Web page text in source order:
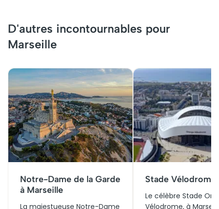
D'autres incontournables pour
Marseille
Notre-Dame de la Garde
à Marseille
La majestueuse Notre-Dame
Stade Vélodrome
Le célèbre Stade
Vélodrome, à